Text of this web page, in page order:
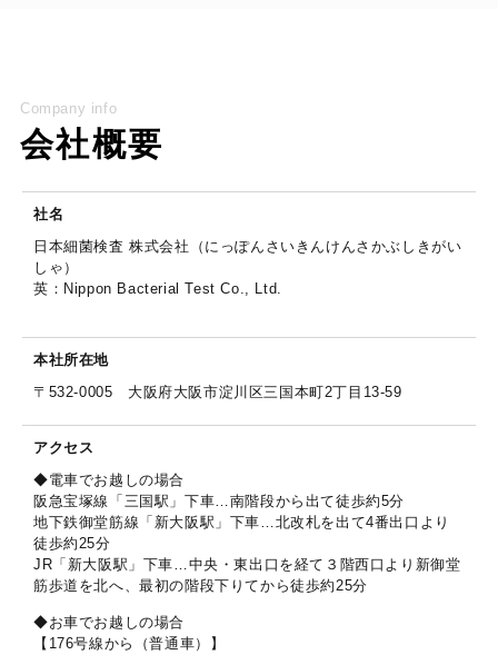
Company info
会社概要
社名
日本細菌検査 株式会社（にっぽんさいきんけんさかぶしきがい
しゃ）
英：Nippon Bacterial Test Co., Ltd.
本社所在地
〒532-0005 大阪府大阪市淀川区三国本町2丁目13-59
アクセス
◆電車でお越しの場合
阪急宝塚線「三国駅」下車…南階段から出て徒歩約5分
地下鉄御堂筋線「新大阪駅」下車…北改札を出て4番出口より
徒歩約25分
JR「新大阪駅」下車…中央・東出口を経て３階西口より新御堂
筋歩道を北へ、最初の階段下りてから徒歩約25分
◆お車でお越しの場合
【176号線から（普通車）】